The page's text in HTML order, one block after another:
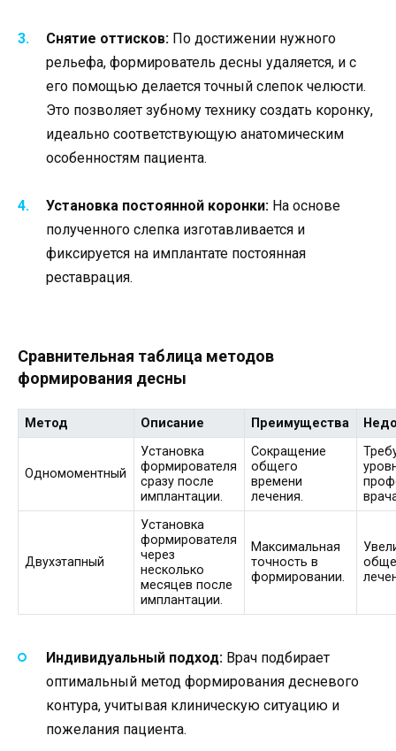
Снятие оттисков: По достижении нужного
рельефа, формирователь десны удаляется, и с
его помощью делается точный слепок челюсти.
Это позволяет зубному технику создать коронку,
идеально соответствующую анатомическим
особенностям пациента.
Установка постоянной коронки: На основе
полученного слепка изготавливается и
фиксируется на имплантате постоянная
реставрация.
Сравнительная таблица методов
формирования десны
Метод Описание Преимущества
Одномоментный
Установка
формирователя
сразу после
имплантации.
Сокращение
общего
времени
лечения.
Двухэтапный
Установка
формирователя
через
несколько
месяцев после
имплантации.
Максимальная
точность в
формировании.
Индивидуальный подход: Врач подбирает
оптимальный метод формирования десневого
контура, учитывая клиническую ситуацию и
пожелания пациента.